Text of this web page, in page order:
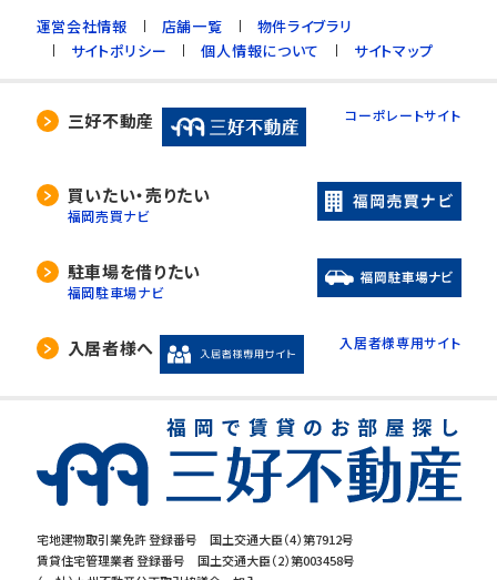
宅地建物取引業免許 登録番号 国土交通大臣（4）第7912号
賃貸住宅管理業者 登録番号 国土交通大臣（2）第003458号
運営会社情報 店舗一覧
物件ライブラリ
サイトポリシー
個人情報について サイトマップ
三好不動産 コーポレートサイト
買いたい・売りたい
福岡売買ナビ
駐車場を借りたい
福岡駐車場ナビ
入居者様へ 入居者様専用サイト